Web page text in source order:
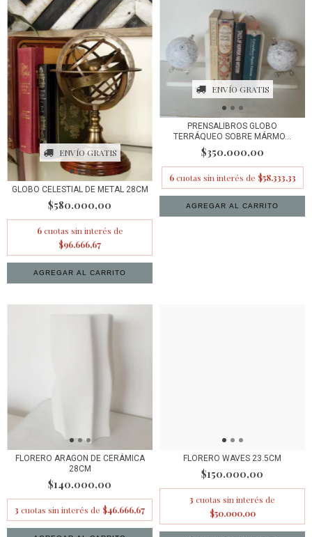
ENVÍO GRATIS
GLOBO CELESTIAL DE METAL 28CM
$580.000,00
6 cuotas sin interés de
$96.666,67
ENVÍO GRATIS
PRENSALIBROS GLOBO
TERRÁQUEO SOBRE MÁRMO...
$350.000,00
6 cuotas sin interés de $58.333,33
FLORERO ARAGON DE CERÁMICA
28CM
$140.000,00
3 cuotas sin interés de $46.666,67
FLORERO WAVES 23.5CM
$150.000,00
3 cuotas sin interés de
$50.000,00